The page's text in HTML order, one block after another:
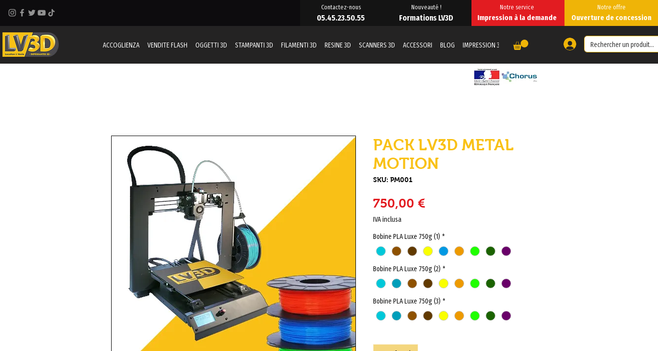
05.45.23.50.55
Contactez-nous
Formations LV3D
Nouveauté !
Impression à la demande
Notre service
Ouverture de concession
Notre offre
ACCOGLIENZA VENDITE FLASH OGGETTI 3D STAMPANTI 3D FILAMENTI 3D RESINE 3D SCANNERS 3D ACCESSORI BLOG IMPRESSION 3D À LA DEMANDE IMPRESSION À LA DEMANDE Forum
PACK LV3D METAL
MOTION
SKU: PM001
750,00 €
IVA inclusa
Bobine PLA Luxe 750g (1) *
Bobine PLA Luxe 750g (2) *
Bobine PLA Luxe 750g (3) *